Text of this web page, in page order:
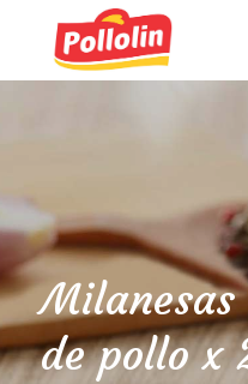
Milanesas
de pollo x